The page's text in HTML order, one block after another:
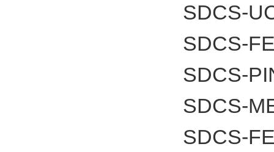
SDCS-
SDCS-
SDCS-
SDCS-
SDCS-